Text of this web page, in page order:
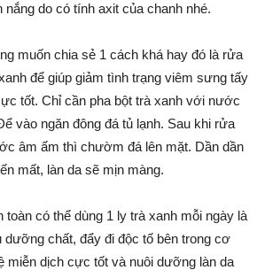
nắng do có tính axit của chanh nhé.
muốn chia sẻ 1 cách khá hay đó là rửa
để giúp giảm tình trạng viêm sưng tấy
tốt. Chỉ cần pha bột trà xanh với nước
vào ngăn đông đá tủ lạnh. Sau khi rửa
âm ấm thì chườm đá lên mặt. Dần dần
mất, làn da sẽ mịn màng.
toàn có thể dùng 1 ly trà xanh mỗi ngày là
dưỡng chất, đẩy đi độc tố bên trong cơ
miễn dịch cực tốt và nuôi dưỡng làn da